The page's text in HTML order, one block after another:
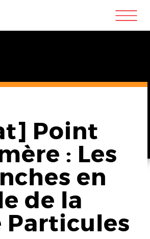
m
Point
: Les
en
de la
Particules